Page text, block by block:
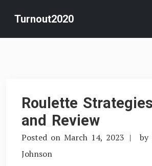
content
Turnout2020
Roulette
and Review
Posted on March 14, 2023 by
Johnson